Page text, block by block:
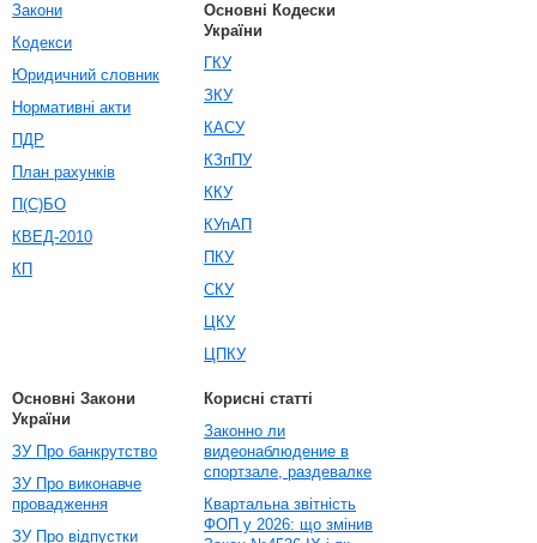
Закони
Кодекси
Юридичний словник
Нормативні акти
ПДР
План рахунків
П(С)БО
КВЕД-2010
КП
Основні Кодески
України
ГКУ
ЗКУ
КАСУ
КЗпПУ
ККУ
КУпАП
ПКУ
СКУ
ЦКУ
ЦПКУ
Основні Закони
України
ЗУ Про банкрутство
ЗУ Про виконавче
провадження
ЗУ Про відпустки
Корисні статті
Законно ли
видеонаблюдение в
спортзале, раздевалке
Квартальна звітність
ФОП у 2026: що змінив